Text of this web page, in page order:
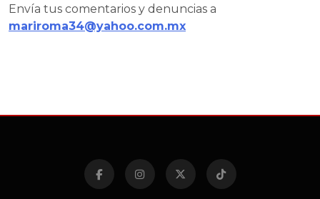
Envía tus comentarios y denuncias a
mariroma34@yahoo.com.mx